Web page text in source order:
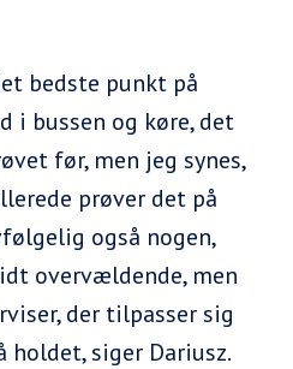
bedste punkt på
i bussen og køre, det
før, men jeg synes,
prøver det på
også nogen,
overvældende, men
der tilpasser sig
holdet, siger Dariusz.